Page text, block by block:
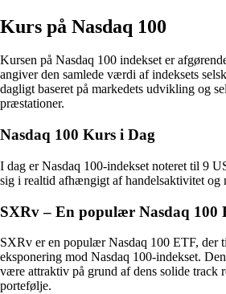
Kurs på Nasdaq 100
Kursen på Nasdaq 100 indekset er
angiver den samlede værdi af indeksets
dagligt baseret på markedets udvikling og
præstationer.
Nasdaq 100 Kurs i Dag
I dag er Nasdaq 100-indekset noteret til 9
sig i realtid afhængigt af handelsaktivitet og
SXRv – En populær Nasdaq 100
SXRv er en populær Nasdaq 100 ETF, der
eksponering mod Nasdaq 100-indekset.
være attraktiv på grund af dens solide track
portefølje.